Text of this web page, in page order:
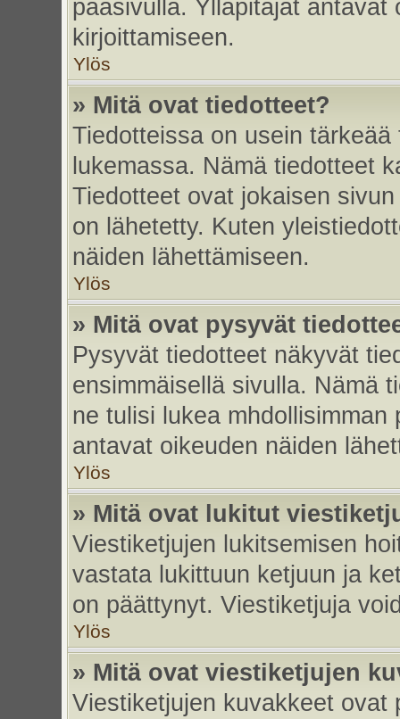
pääsivulla. Ylläpitäjät antavat
kirjoittamiseen.
Ylös
» Mitä ovat tiedotteet?
Tiedotteissa on usein
lukemassa. Nämä tiedotteet
Tiedotteet ovat jokaisen
on lähetetty. Kuten
näiden lähettämiseen.
Ylös
» Mitä ovat pysyvät
Pysyvät tiedotteet näkyvät
ensimmäisellä sivulla. Nämä
ne tulisi lukea
antavat oikeuden näiden
Ylös
» Mitä ovat lukitut
Viestiketjujen lukitsemisen
vastata lukittuun ketjuun ja
on päättynyt. Viestiketjuja
Ylös
» Mitä ovat viestiketjujen
Viestiketjujen kuvakkeet ovat